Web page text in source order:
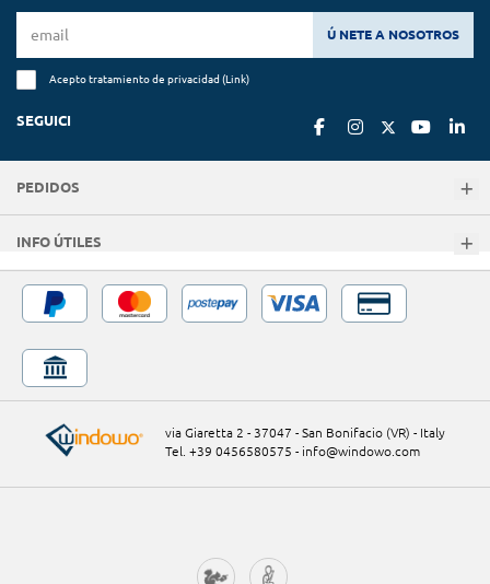
Ú NETE A NOSOTROS
Acepto tratamiento de privacidad (Link)
SEGUICI
PEDIDOS
INFO ÚTILES
via Giaretta 2 - 37047 - San Bonifacio (VR) - Italy
Tel. +39 0456580575 - info@windowo.com